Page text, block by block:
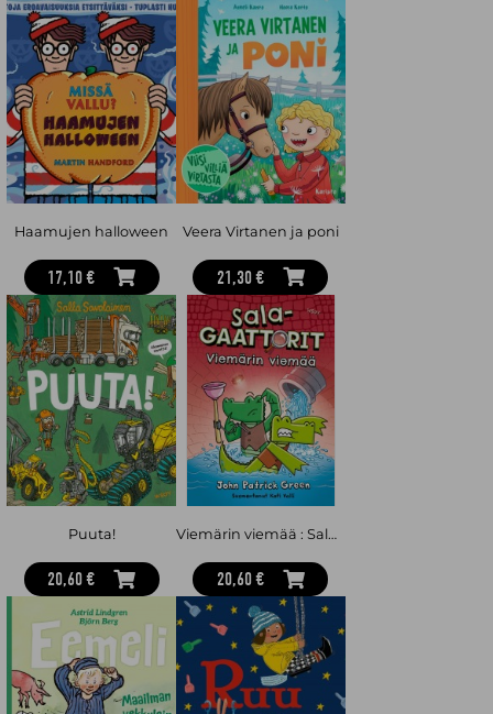
Haamujen halloween
17,10 €
Veera Virtanen ja poni
21,30 €
Puuta!
20,60 €
Viemärin viemää : Salagaattorit 2
20,60 €